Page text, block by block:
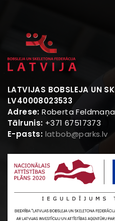
LATVIJAS BOBSLEJA UN
LV40008023533
Adrese:Roberta Feldmaņa
Tālrunis: +371 67517373
E-pasts: latbob@parks.lv